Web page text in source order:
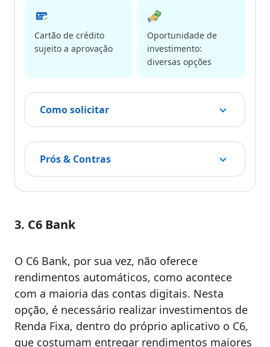
Cartão de crédito
sujeito a aprovação
Oportunidade de
investimento:
diversas opções
Como solicitar
Prós & Contras
3. C6 Bank
O C6 Bank, por sua vez, não oferece
rendimentos automáticos, como acontece
com a maioria das contas digitais. Nesta
opção, é necessário realizar investimentos de
Renda Fixa, dentro do próprio aplicativo o C6,
que costumam entregar rendimentos maiores